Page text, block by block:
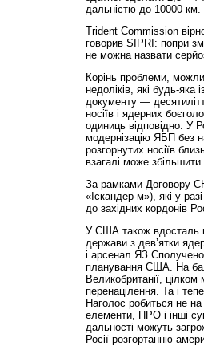
дальністю до 10000 км.
Trident Commission
говорив SIPRI: попри
не можна назвати
Корінь проблеми,
недоліків, які будь-яка
документу —
носіїв і ядерних
одиниць відповідно. У
модернізацію ЯБП без
розгорнутих носіїв
взагалі може
За рамками Договору
«Іскандер-м»), які у
до західних кордонів
У США також вдосталь
держави з дев’ятки
і арсенал ЯЗ
планування США. На
Великобританії,
перенацілення. Та і
Наголос робиться не на
елементи, ПРО і інші
дальності можуть
Росії розгортанню